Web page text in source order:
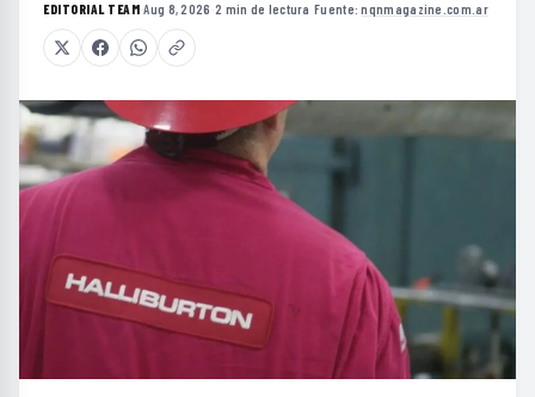
EDITORIAL TEAM·Aug 8, 2026 ·2 min de lectura ·Fuente:nqnmagazine.com.ar